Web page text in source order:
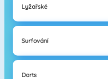
Lyžařské
Surfování
Darts